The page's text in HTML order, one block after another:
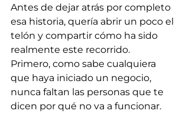
Antes de dejar atrás por completo
esa historia, quería abrir un poco el
telón y compartir cómo ha sido
realmente este recorrido.
Primero, como sabe cualquiera
que haya iniciado un negocio,
nunca faltan las personas que te
dicen por qué no va a funcionar.